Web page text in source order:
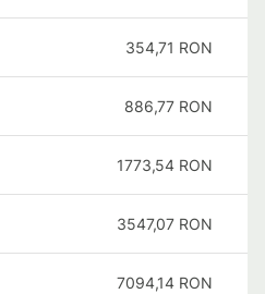
354,71 RON
886,77 RON
1773,54 RON
3547,07 RON
7094,14 RON